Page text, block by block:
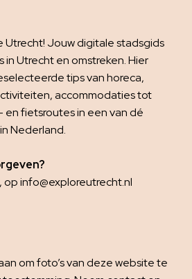
Utrecht! Jouw digitale stadsgids
Utrecht en omstreken. Hier
tips van horeca,
accommodaties tot
en fietsroutes in een van dé
Nederland.
op info@exploreutrecht.nl
om foto’s van deze website te